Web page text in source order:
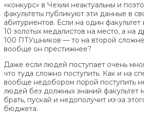
«конкурс» в Чехии неактуальны и
факультеты публикуют эти данные в
абитуриентов. Если на один факультет
10 золотых медалистов на место, а на
100 ПТУшников — то на второй
вообще он престижнее?
Даже если людей поступает очень
что туда сложно поступить. Как и на
вообще недобором порой поступить
людей без должных знаний факультет
брать, пускай и недополучит из-за
бюджета.